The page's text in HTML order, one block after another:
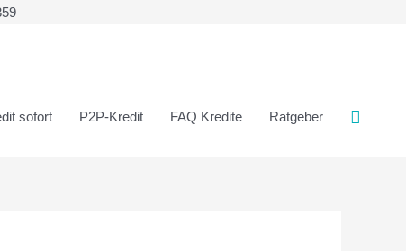
sofort P2P-Kredit FAQ Kredite Ratgeber